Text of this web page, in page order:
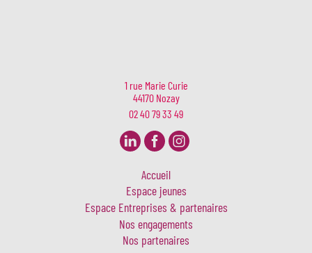
1 rue Marie Curie
44170 Nozay
02 40 79 33 49
Accueil
Espace jeunes
Espace Entreprises & partenaires
Nos engagements
Nos partenaires